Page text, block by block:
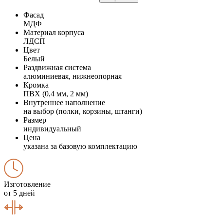
Фасад
МДФ
Материал корпуса
ЛДСП
Цвет
Белый
Раздвижная система
алюминиевая, нижнеопорная
Кромка
ПВХ (0,4 мм, 2 мм)
Внутреннее наполнение
на выбор (полки, корзины, штанги)
Размер
индивидуальный
Цена
указана за базовую комплектацию
Изготовление
от 5 дней